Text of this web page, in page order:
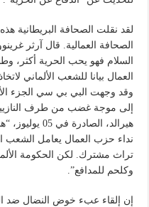
لقد نقلت الصحافة البريطانية
الصحافة العمالية. قال آرثر
السلام فهو يحب الحرية أكثر،
العمال بيانا للشعب الألماني
وقد وجهت البي بي سي الجزء
إلى موجة غضب من طرف
هيرالد،
نداء حزب العمال يعامل الشعب
تراث مشترك. لكن الحكومة
وكلحم للمدافع”.
إن إلقاء عبء خوض النضال ضد